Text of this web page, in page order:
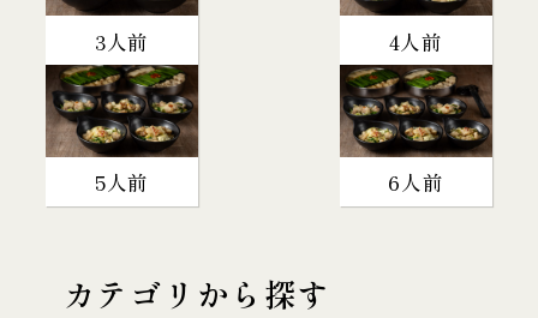
3人前 4人前
5人前 6人前
カテゴリから探す